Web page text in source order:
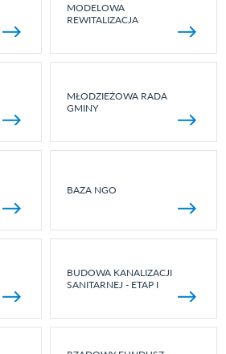
MODELOWA
REWITALIZACJA
MŁODZIEŻOWA RADA
GMINY
BAZA NGO
BUDOWA KANALIZACJI
SANITARNEJ - ETAP I